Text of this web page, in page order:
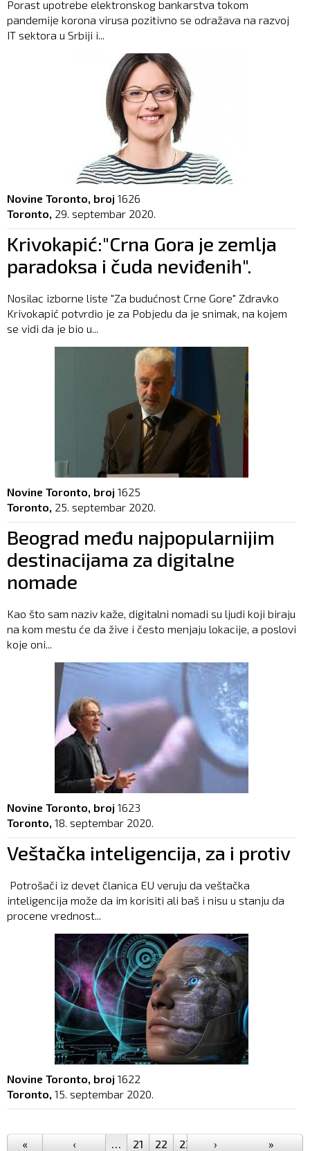
Porast upotrebe elektronskog bankarstva tokom
pandemije korona virusa pozitivno se odražava na razvoj
IT sektora u Srbiji i...
Novine Toronto, broj 1626
Toronto, 29. septembar 2020.
Krivokapić:"Crna Gora je zemlja
paradoksa i čuda neviđenih".
Nosilac izborne liste "Za budućnost Crne Gore" Zdravko
Krivokapić potvrdio je za Pobjedu da je snimak, na kojem
se vidi da je bio u...
Novine Toronto, broj 1625
Toronto, 25. septembar 2020.
Beograd među najpopularnijim
destinacijama za digitalne
nomade
Kao što sam naziv kaže, digitalni nomadi su ljudi koji biraju
na kom mestu će da žive i često menjaju lokacije, a poslovi
koje oni...
Novine Toronto, broj 1623
Toronto, 18. septembar 2020.
Veštačka inteligencija, za i protiv
Potrošači iz devet članica EU veruju da veštačka
inteligencija može da im korisiti ali baš i nisu u stanju da
procene vrednost...
Novine Toronto, broj 1622
Toronto, 15. septembar 2020.
Pages
« ‹ 21 22 23 24› »